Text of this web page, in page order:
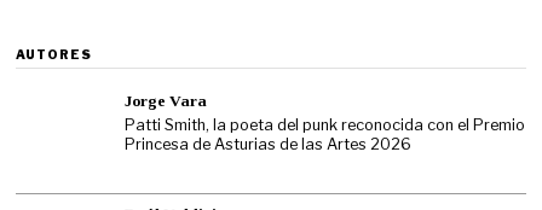
AUTORES
Jorge Vara
Patti Smith, la poeta del punk reconocida con el Premio
Princesa de Asturias de las Artes 2026